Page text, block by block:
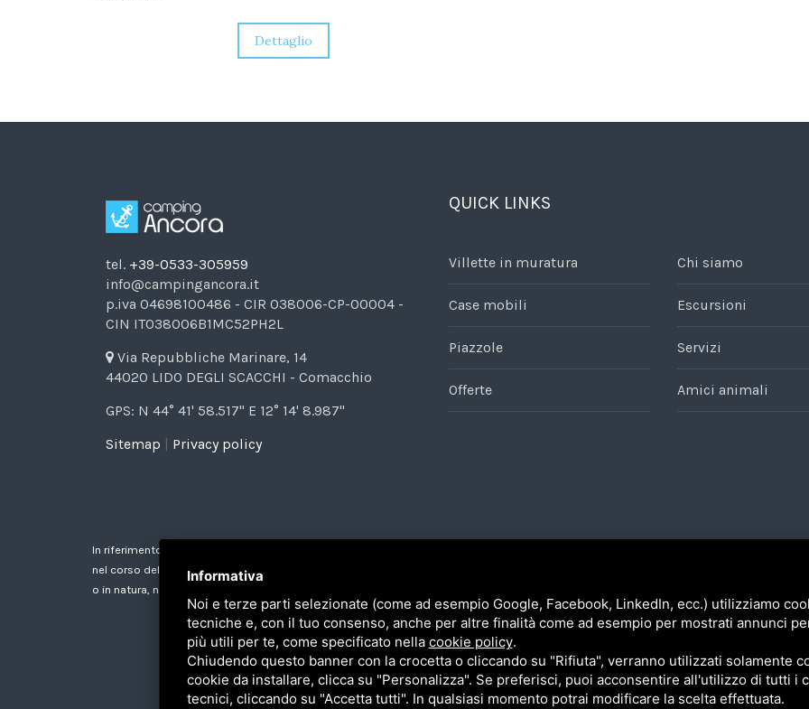
Dettaglio
tel. +39-0533-305959
info@campingancora.it
p.iva 04698100486 - CIR 038006-CP-00004 -
CIN IT038006B1MC52PH2L
Via Repubbliche Marinare, 14
44020 LIDO DEGLI SCACCHI - Comacchio
GPS: N 44° 41' 58.517" E 12° 14' 8.987"
Sitemap | Privacy policy
QUICK LINKS
Villette in muratura
Case mobili
Piazzole
Offerte
Chi siamo
Escursioni
Servizi
Amici animali
In riferimento all'art. 1, comma 125-bis, Legge n. 124/2017 si segnala che la società ha ricevuto,
nel corso dell'esercizio 2021, sovvenzioni, sussidi, vantaggi, contributi o aiuti pubblici in denaro
o in natura, non aventi carattere generale, che vengono dettagliati nella seguente tabella.
Informativa
Noi e terze parti selezionate (come ad esempio Google, Facebook, LinkedIn, ecc.) utilizziamo
tecniche e, con il tuo consenso, anche per altre finalità come ad esempio per mostrati annunci
più utili per te, come specificato nella cookie policy.
Chiudendo questo banner con la crocetta o cliccando su "Rifiuta", verranno utilizzati solamente
cookie da installare, clicca su "Personalizza". Se preferisci, puoi acconsentire all'utilizzo di tutti i
tecnici, cliccando su "Accetta tutti". In qualsiasi momento potrai modificare la scelta effettuata.